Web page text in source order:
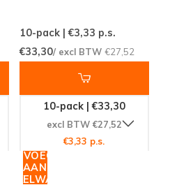
10-pack | €3,33 p.s.
€33,30/ excl BTW €27,52
10-pack | €33,30
excl BTW €27,52
€3,33 p.s.
TOEVOEGEN
AAN
WINKELWAGEN